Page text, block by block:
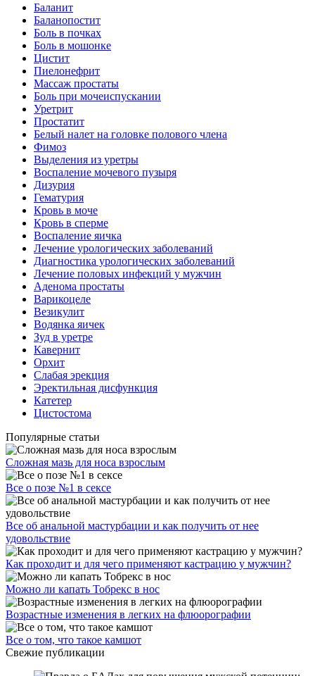
Баланит
Баланопостит
Боль в почках
Боль в мошонке
Цистит
Пиелонефрит
Массаж простаты
Боль при мочеиспускании
Уретрит
Простатит
Белый налет на головке полового члена
Фимоз
Выделения из уретры
Воспаление мочевого пузыря
Дизурия
Гематурия
Кровь в моче
Кровь в сперме
Воспаление яичка
Лечение урологических заболеваний
Диагностика урологических заболеваний
Лечение половых инфекций у мужчин
Аденома простаты
Варикоцеле
Везикулит
Водянка яичек
Зуд в уретре
Кавернит
Орхит
Слабая эрекция
Эректильная дисфункция
Катетер
Цистостома
Популярные статьи
Сложная мазь для носа взрослым
Все о позе №1 в сексе
Все об анальной мастурбации и как получить от нее
удовольствие
Как проходит и для чего применяют кастрацию у мужчин?
Можно ли капать Тобрекс в нос
Возрастные изменения в легких на флюорографии
Все о том, что такое камшот
Свежие публикации